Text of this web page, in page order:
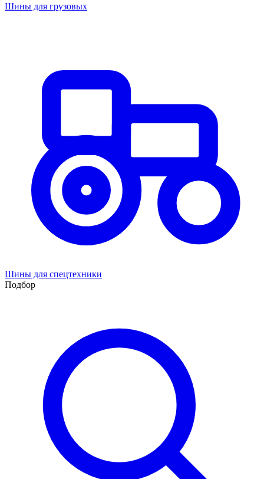
Шины для грузовых
Шины для спецтехники
Подбор